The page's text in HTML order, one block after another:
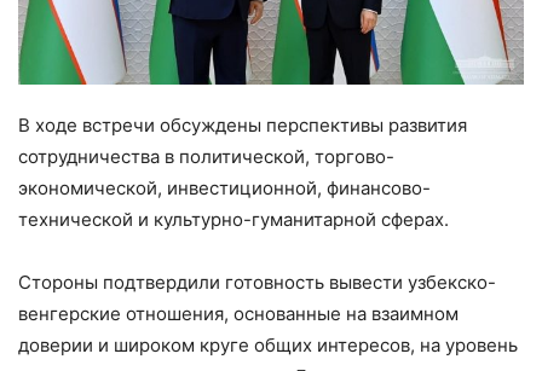
В ходе встречи обсуждены перспективы развития
сотрудничества в политической, торгово-
экономической, инвестиционной, финансово-
технической и культурно-гуманитарной сферах.
Стороны подтвердили готовность вывести узбекско-
венгерские отношения, основанные на взаимном
доверии и широком круге общих интересов, на уровень